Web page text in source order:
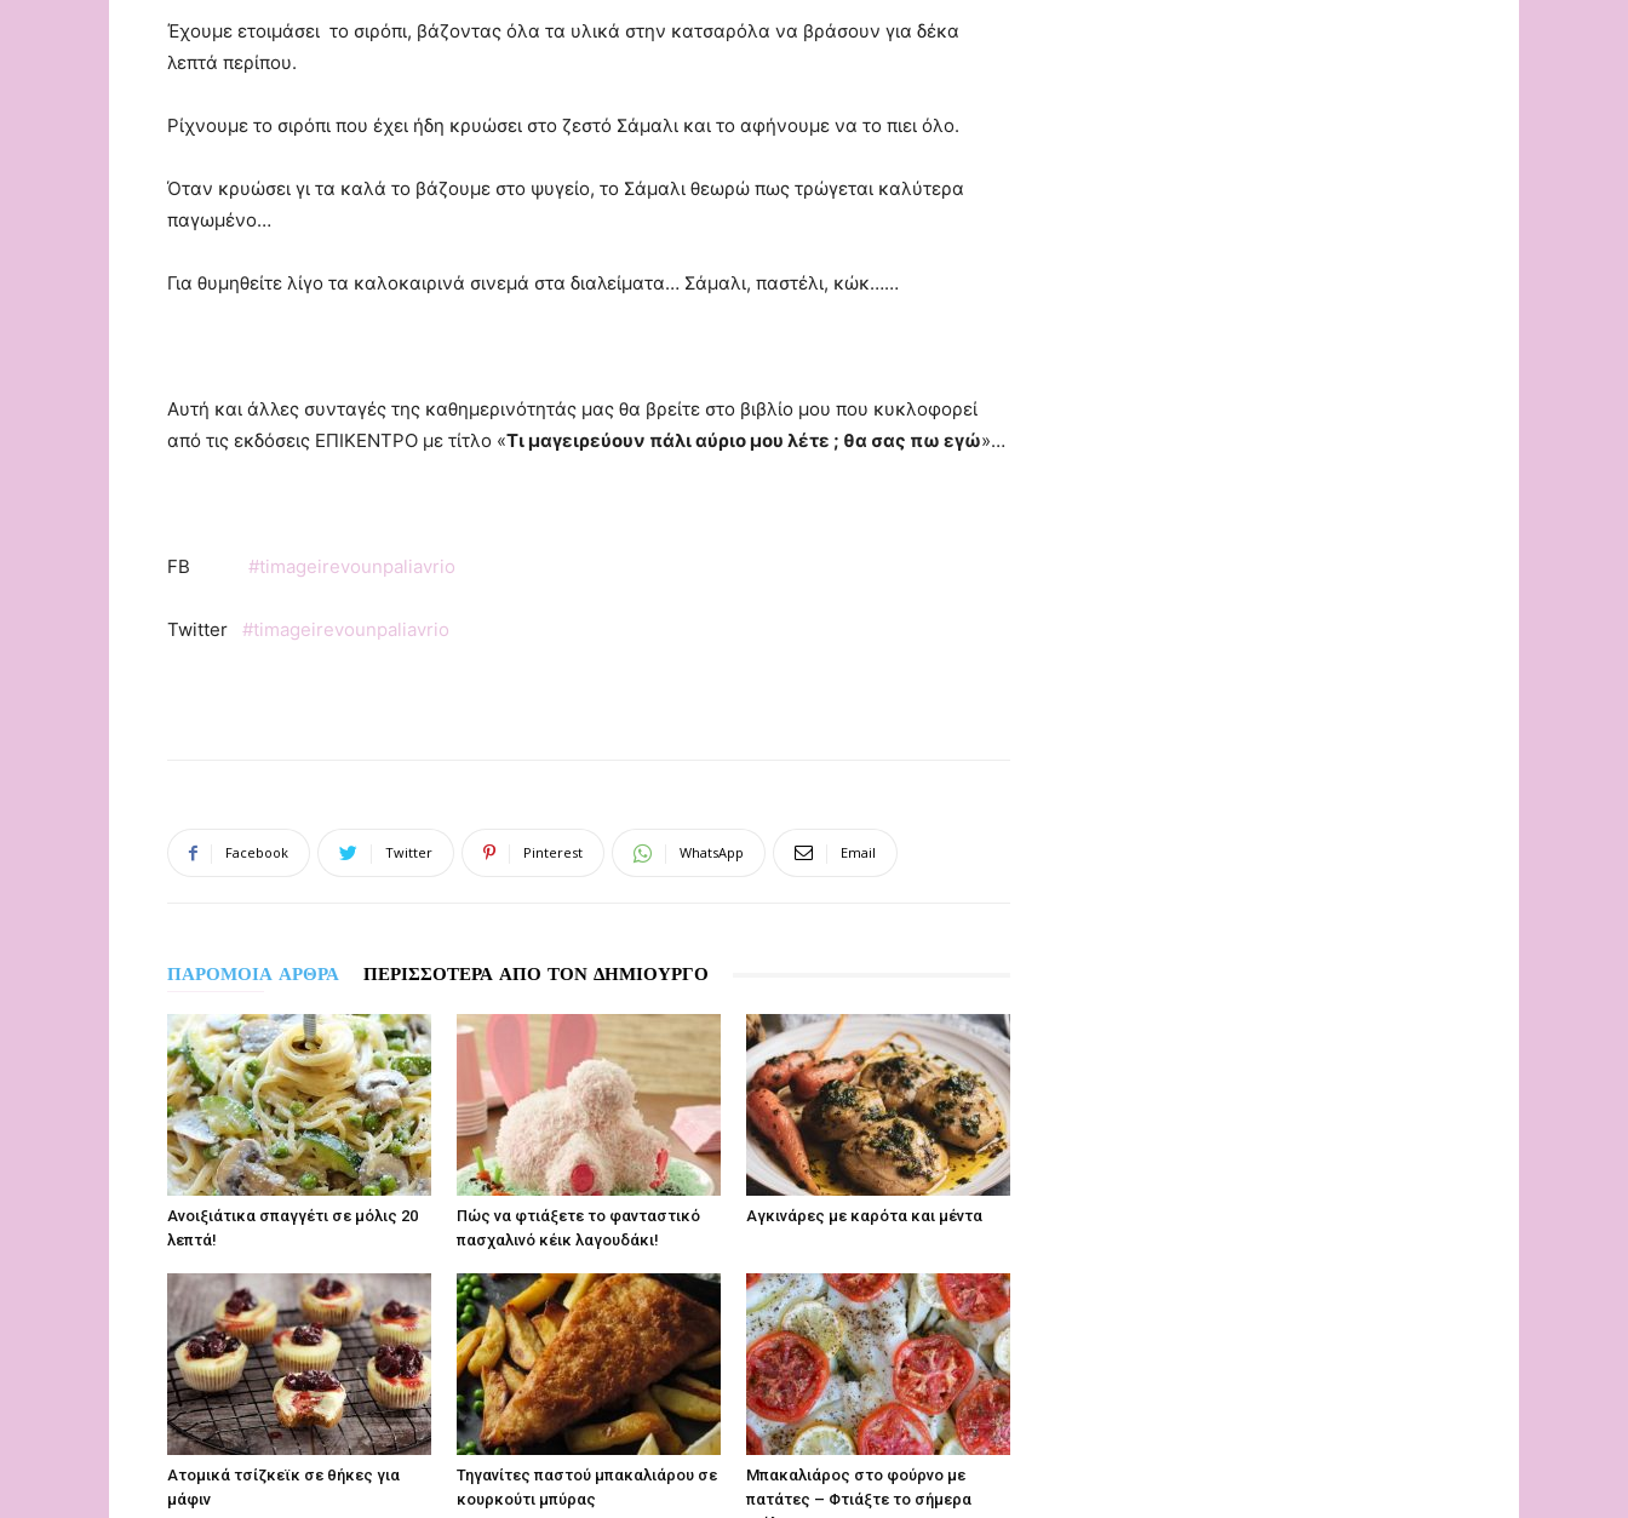
Έχουμε ετοιμάσει το σιρόπι, βάζοντας όλα τα υλικά στην κατσαρόλα να βράσουν για δέκα
λεπτά περίπου.
Ρίχνουμε το σιρόπι που έχει ήδη κρυώσει στο ζεστό Σάμαλι και το αφήνουμε να το πιει όλο.
Όταν κρυώσει γι τα καλά το βάζουμε στο ψυγείο, το Σάμαλι θεωρώ πως τρώγεται καλύτερα
παγωμένο…
Για θυμηθείτε λίγο τα καλοκαιρινά σινεμά στα διαλείματα… Σάμαλι, παστέλι, κώκ……
Αυτή και άλλες συνταγές της καθημερινότητάς μας θα βρείτε στο βιβλίο μου που κυκλοφορεί
από τις εκδόσεις ΕΠΙΚΕΝΤΡΟ με τίτλο «Τι μαγειρεύουν πάλι αύριο μου λέτε ; θα σας πω εγώ»…
FB #timageirevounpaliavrio
Twitter #timageirevounpaliavrio
Facebook Twitter Pinterest WhatsApp Email
ΠΑΡΟΜΟΙΑ ΑΡΘΡΑ ΠΕΡΙΣΣΟΤΕΡΑ ΑΠΟ ΤΟΝ ΔΗΜΙΟΥΡΓΟ
Aνοιξιάτικα σπαγγέτι σε μόλις 20
λεπτά!
Πώς να φτιάξετε το φανταστικό
πασχαλινό κέικ λαγουδάκι!
Αγκινάρες με καρότα και μέντα
Ατομικά τσίζκεϊκ σε θήκες για
μάφιν
Τηγανίτες παστού μπακαλιάρου σε
κουρκούτι μπύρας
Μπακαλιάρος στο φούρνο με
πατάτες – Φτιάξτε το σήμερα